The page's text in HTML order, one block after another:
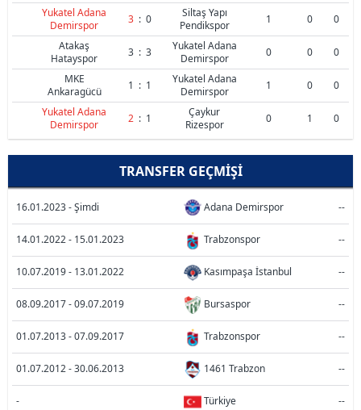
Yukatel Adana
Demirspor
3 : 0
Siltaş Yapı
Pendikspor
1 0
0
Atakaş
Hatayspor
3 : 3
Yukatel Adana
Demirspor
0 0
0
MKE
Ankaragücü
1 : 1
Yukatel Adana
Demirspor
1 0
0
Yukatel Adana
Demirspor
2 : 1
Çaykur
Rizespor
0 1 0
TRANSFER GEÇMIŞI
16.01.2023 - Şimdi Adana Demirspor --
14.01.2022 - 15.01.2023 Trabzonspor --
10.07.2019 - 13.01.2022 Kasımpaşa İstanbul --
08.09.2017 - 09.07.2019 Bursaspor --
01.07.2013 - 07.09.2017 Trabzonspor --
01.07.2012 - 30.06.2013 1461 Trabzon --
- Türkiye --